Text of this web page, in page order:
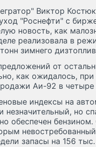
Виктор
"Роснефти" с
новость, как
реализовала в
зимнего
от
как ожидалось,
Аи-92 в четыре
индексы на
незначительный, но
обеспечен
запасы на 156